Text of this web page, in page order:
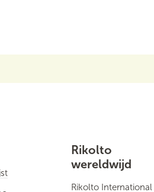
Rikolto
wereldwijd
Rikolto International